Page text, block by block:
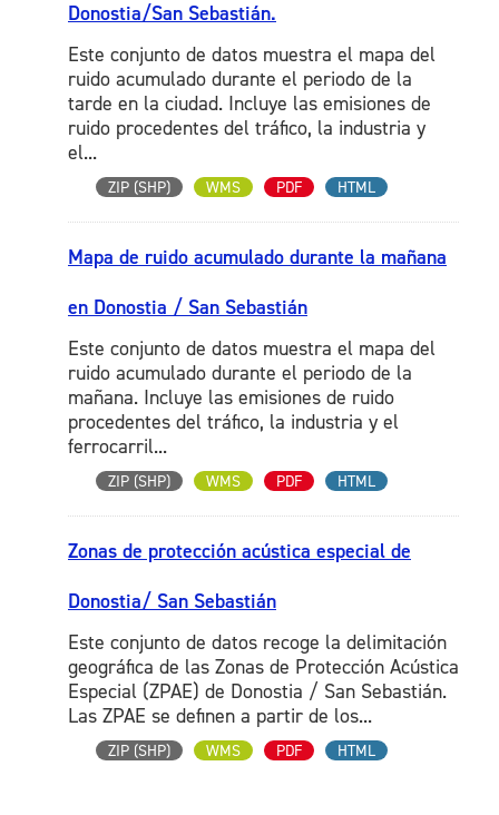
Donostia/San Sebastián.
Este conjunto de datos muestra el mapa del
ruido acumulado durante el periodo de la
tarde en la ciudad. Incluye las emisiones de
ruido procedentes del tráfico, la industria y
el...
ZIP (SHP) WMS PDF HTML
Mapa de ruido acumulado durante la mañana
en Donostia / San Sebastián
Este conjunto de datos muestra el mapa del
ruido acumulado durante el periodo de la
mañana. Incluye las emisiones de ruido
procedentes del tráfico, la industria y el
ferrocarril...
ZIP (SHP) WMS PDF HTML
Zonas de protección acústica especial de
Donostia/ San Sebastián
Este conjunto de datos recoge la delimitación
geográfica de las Zonas de Protección Acústica
Especial (ZPAE) de Donostia / San Sebastián.
Las ZPAE se definen a partir de los...
ZIP (SHP) WMS PDF HTML